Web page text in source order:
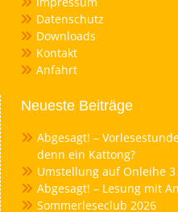
Datenschutz
Downloads
Kontakt
Anfahrt
Neueste Beiträge
Abgesagt! –
denn ein Kattong?
Umstellung auf Onleihe
Abgesagt! – Lesung mit
Sommerleseclub 2026